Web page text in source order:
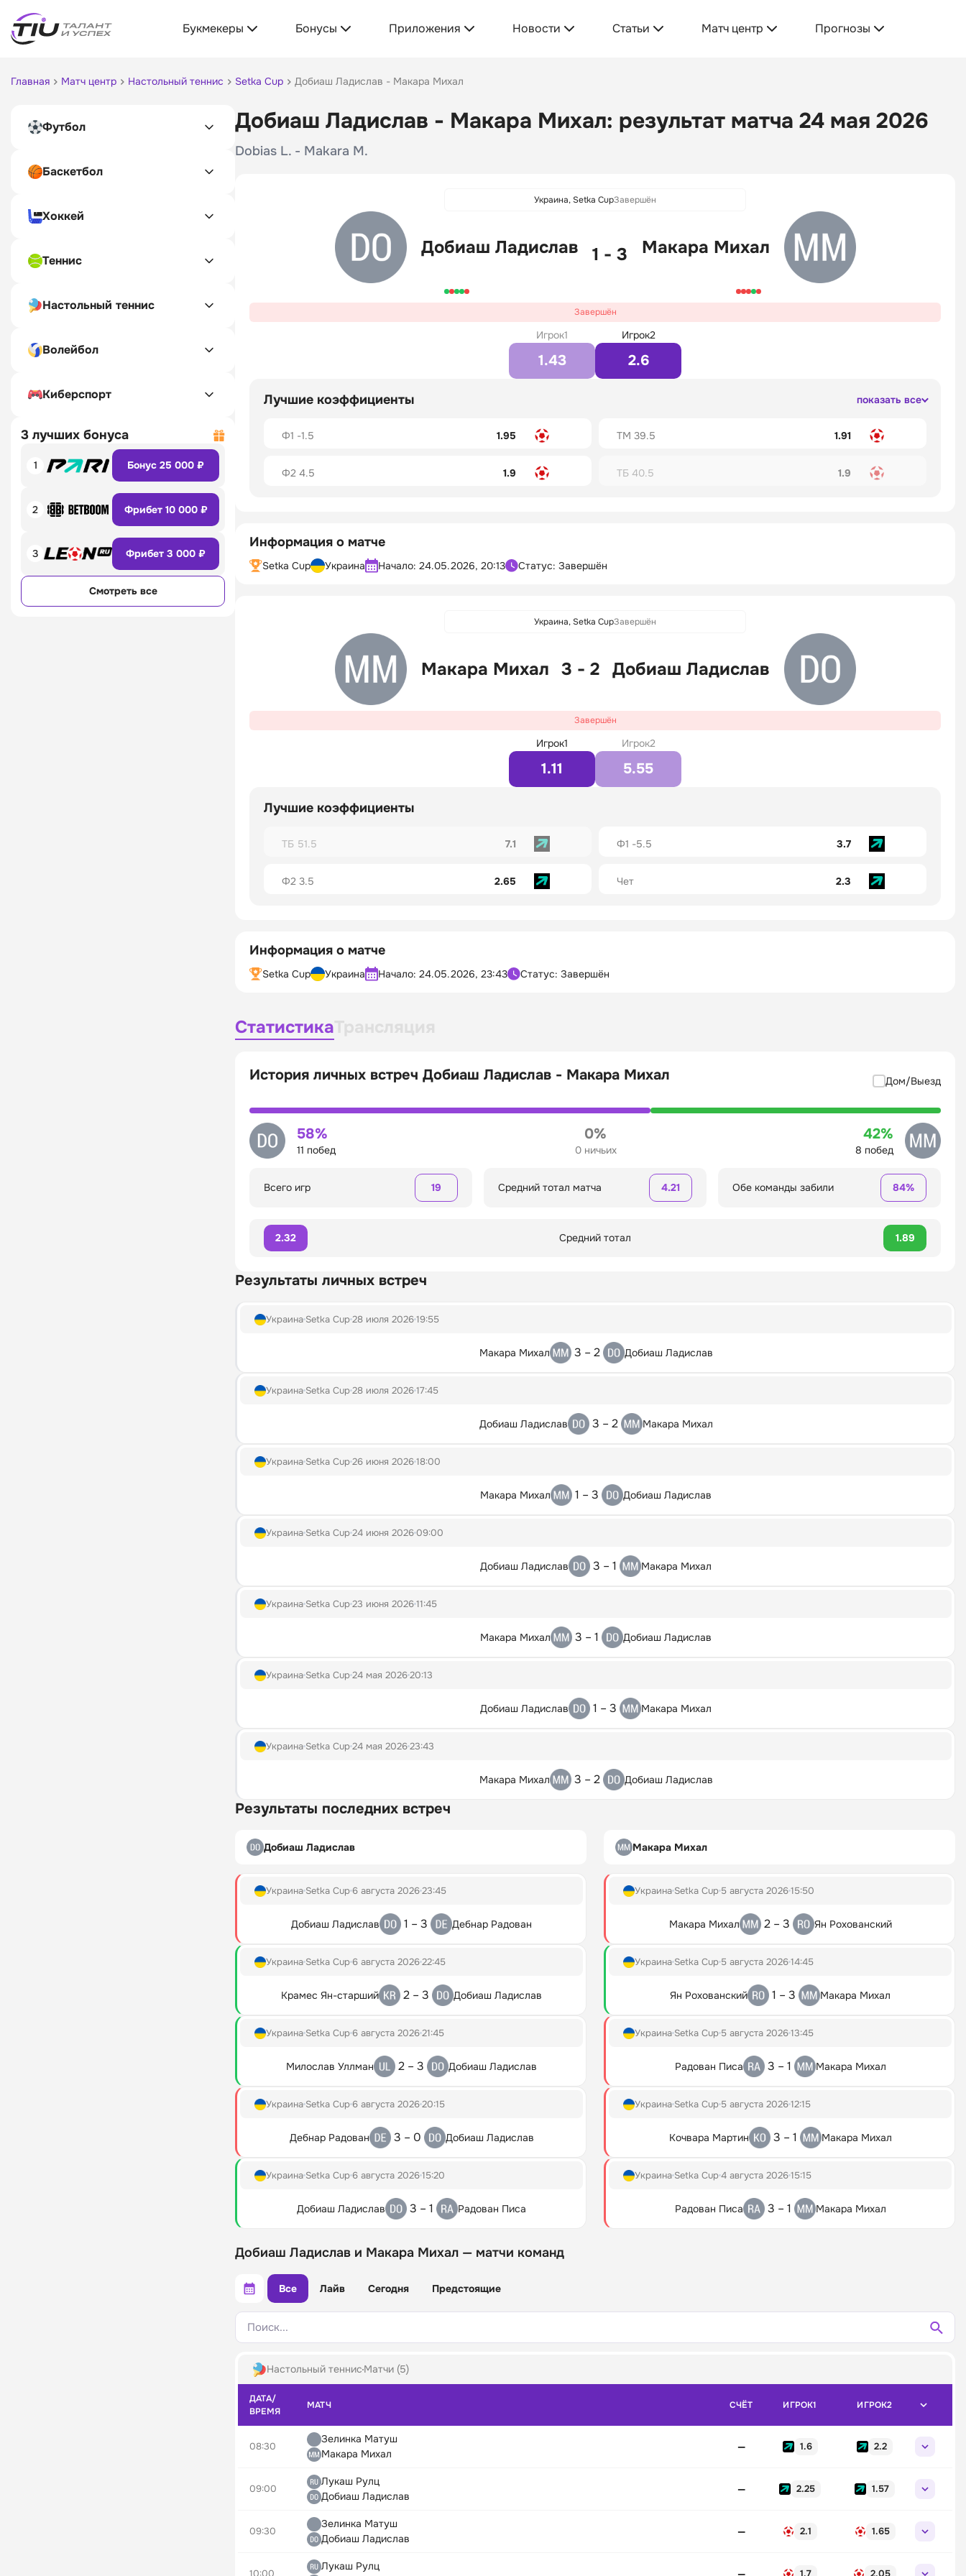
Букмекеры Бонусы Приложения Новости Статьи Матч центр Прогнозы
Главная Матч центр Настольный теннис Setka Cup Добиаш Ладислав - Макара Михал
Футбол
Баскетбол
Хоккей
Теннис
Настольный теннис
Волейбол
Киберспорт
3 лучших бонуса
1 Бонус 25 000 ₽
2 Фрибет 10 000 ₽
3 Фрибет 3 000 ₽
Смотреть все
Добиаш Ладислав - Макара Михал: результат матча 24 мая 2026
Dobias L. - Makara M.
Украина, Setka CupЗавершён
Добиаш Ладислав 1 - 3 Макара Михал
Завершён
Игрок1
1.43
Игрок2
2.6
Лучшие коэффициенты показать все
Ф1 -1.5 1.95 ТМ 39.5 1.91
Ф2 4.5 1.9 ТБ 40.5 1.9
Информация о матче
Setka Cup Украина Начало: 24.05.2026, 20:13 Статус: Завершён
Украина, Setka CupЗавершён
Макара Михал 3 - 2 Добиаш Ладислав
Завершён
Игрок1
1.11
Игрок2
5.55
Лучшие коэффициенты
ТБ 51.5 7.1 Ф1 -5.5 3.7
Ф2 3.5 2.65 Чет 2.3
Информация о матче
Setka Cup Украина Начало: 24.05.2026, 23:43 Статус: Завершён
Статистика
История личных встреч Добиаш Ладислав - Макара Михал Дом/Выезд
58%
11 побед
0%
0 ничьих
42%
8 побед
Всего игр 19 Средний тотал матча 4.21 Обе команды забили 84%
2.32 Средний тотал 1.89
Результаты личных встреч
Украина Setka Cup28 июля 202619:55
Макара Михал 3 – 2 Добиаш Ладислав
Украина Setka Cup28 июля 202617:45
Добиаш Ладислав 3 – 2 Макара Михал
Украина Setka Cup26 июня 202618:00
Макара Михал 1 – 3 Добиаш Ладислав
Украина Setka Cup24 июня 202609:00
Добиаш Ладислав 3 – 1 Макара Михал
Украина Setka Cup23 июня 202611:45
Макара Михал 3 – 1 Добиаш Ладислав
Украина Setka Cup24 мая 202620:13
Добиаш Ладислав 1 – 3 Макара Михал
Украина Setka Cup24 мая 202623:43
Макара Михал 3 – 2 Добиаш Ладислав
Результаты последних встреч
Добиаш Ладислав
Украина Setka Cup6 августа 202623:45
Добиаш Ладислав 1 – 3 Дебнар Радован
Украина Setka Cup6 августа 202622:45
Крамес Ян-старший 2 – 3 Добиаш Ладислав
Украина Setka Cup6 августа 202621:45
Милослав Уллман 2 – 3 Добиаш Ладислав
Украина Setka Cup6 августа 202620:15
Дебнар Радован 3 – 0 Добиаш Ладислав
Украина Setka Cup6 августа 202615:20
Добиаш Ладислав 3 – 1 Радован Писа
Макара Михал
Украина Setka Cup 5 августа 202615:50
Макара Михал 2 – 3 Ян Рохованский
Украина Setka Cup 5 августа 202614:45
Ян Рохованский 1 – 3 Макара Михал
Украина Setka Cup 5 августа 202613:45
Радован Писа 3 – 1 Макара Михал
Украина Setka Cup 5 августа 202612:15
Кочвара Мартин 3 – 1 Макара Михал
Украина Setka Cup4 августа 202615:15
Радован Писа 3 – 1 Макара Михал
Добиаш Ладислав и Макара Михал — матчи команд
Все Лайв Сегодня Предстоящие
Поиск...
Настольный теннис Матчи (5)
ДАТА/
ВРЕМЯ
МАТЧ СЧЁТ ИГРОК1 ИГРОК2
08:30
Зелинка Матуш
Макара Михал
— 1.6 2.2
09:00
Лукаш Рулц
Добиаш Ладислав
— 2.25 1.57
09:30
Зелинка Матуш
Добиаш Ладислав
— 2.1 1.65
10:00
Лукаш Рулц
1.7 2.05